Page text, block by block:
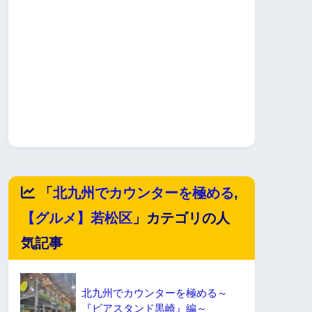
「 北九州でカウンターを極める,
【グルメ】若松区 」カテゴリの人
気記事
北九州でカウンターを極める～
『ビアスタンド黒崎』編～